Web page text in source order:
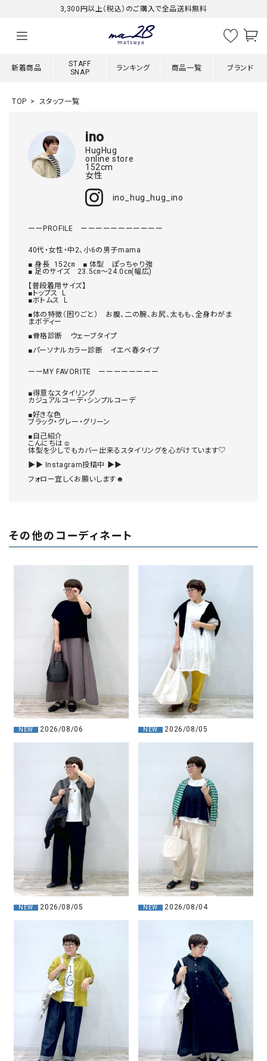
3,300円以上（税込）のご購入で全品送料無料
新着商品
STAFF
SNAP
ランキング 商品一覧 ブランド
TOP スタッフ一覧
ino
HugHug
online store
152cm
女性
ino_hug_hug_ino
ーーPROFILE　ーーーーーーーーーーー
40代・女性・中2、小6の男子mama
■ 身長  152㎝　■ 体型　ぽっちゃり強
■ 足のサイズ　23.5㎝～24.0㎝(幅広)
【普段着用サイズ】
■トップス  L
■ボトムス  L
■体の特徴（困りごと）　お腹、二の腕、お尻、太もも、全身わがま
まボディー
■骨格診断　ウェーブタイプ
■パーソナルカラー診断　イエベ春タイプ
ーーMY FAVORITE　ーーーーーーーー
■得意なスタイリング
カジュアルコーデ・シンプルコーデ
■好きな色
ブラック・グレー・グリーン
■自己紹介
こんにちは☺︎
体型を少しでもカバー出来るスタイリングを心がけています♡
▶▶ Instagram投稿中 ▶▶
フォロー宜しくお願いします☻
その他のコーディネート
NEW 2026/08/06 NEW 2026/08/05
NEW 2026/08/05 NEW 2026/08/04